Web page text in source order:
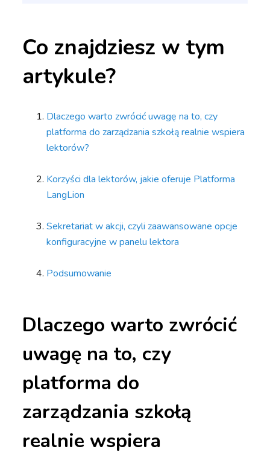
Co znajdziesz w tym
artykule?
Dlaczego warto zwrócić uwagę na to, czy
platforma do zarządzania szkołą realnie wspiera
lektorów?
Korzyści dla lektorów, jakie oferuje Platforma
LangLion
Sekretariat w akcji, czyli zaawansowane opcje
konfiguracyjne w panelu lektora
Podsumowanie
Dlaczego warto zwrócić
uwagę na to, czy
platforma do
zarządzania szkołą
realnie wspiera